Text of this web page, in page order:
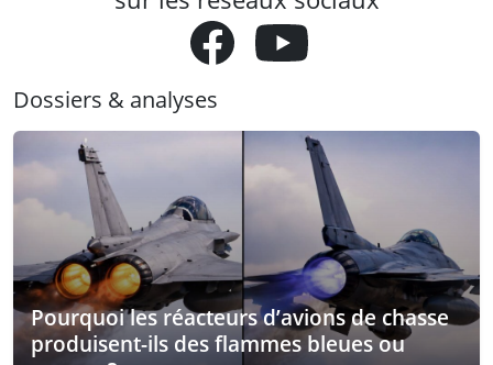
Dossiers & analyses
Pourquoi les réacteurs d’avions de chasse
produisent-ils des flammes bleues ou